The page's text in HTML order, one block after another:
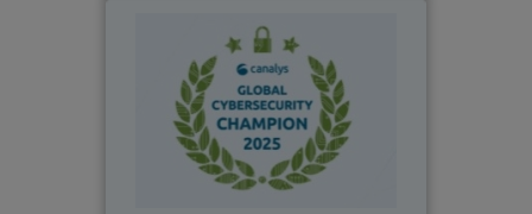
Champion 2025 de la
cybersécurité pour Canalys
WatchGuardONE aide les MSP à
augmenter leurs bénéfices grâce à nos
formations, nos certifications et notre
support technique.